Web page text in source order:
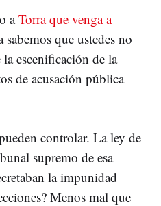
aTorra que venga a
que ustedes no
escenificación de la
de acusación pública
controlar. La ley de
supremo de esa
la impunidad
Menos mal que